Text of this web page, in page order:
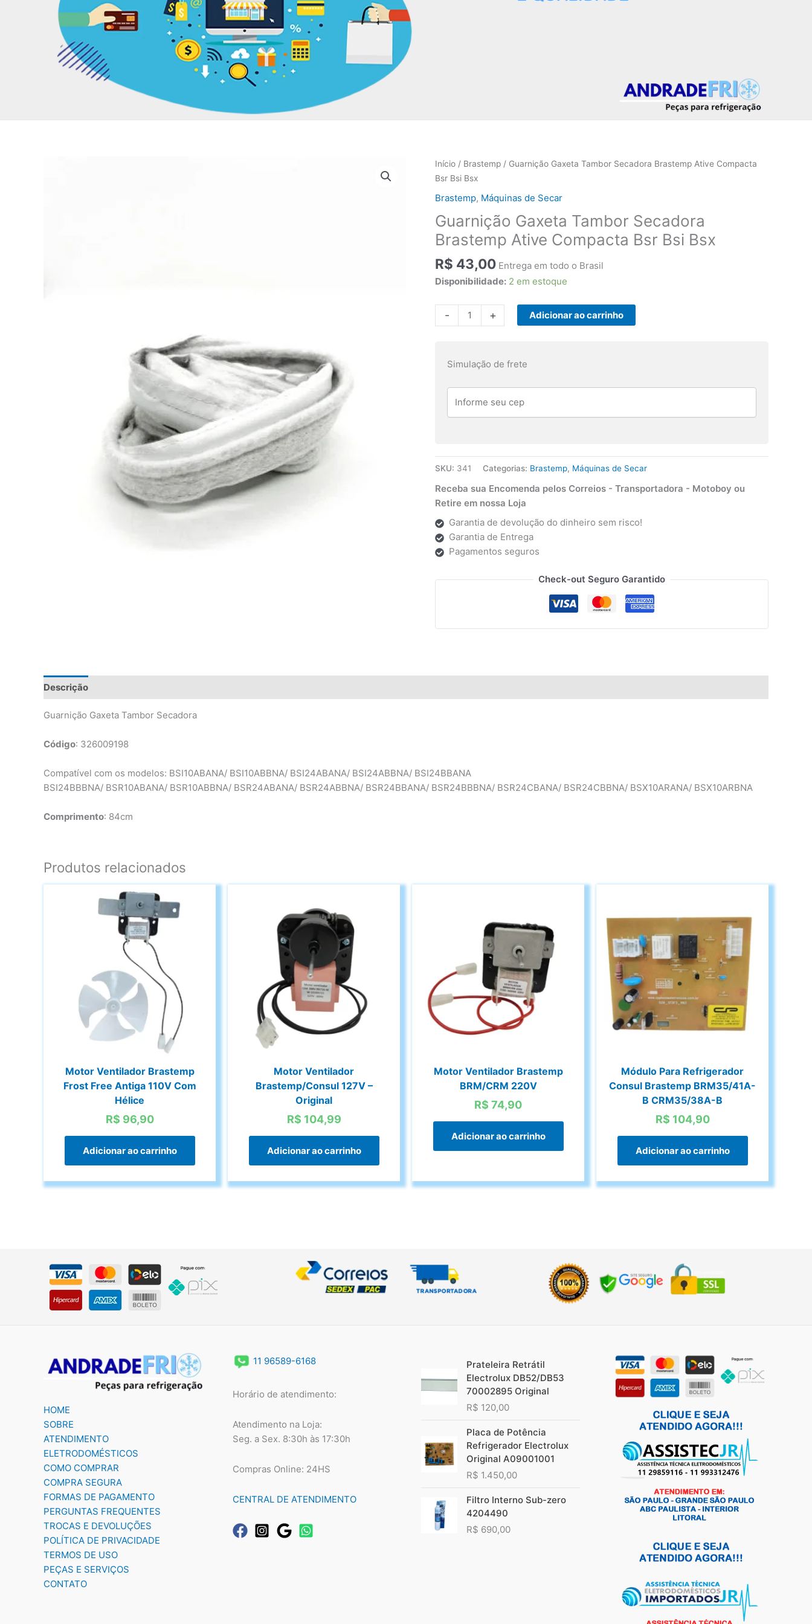
Início / Brastemp / Guarnição Gaxeta Tambor Secadora Brastemp Ative Compacta
Bsr Bsi Bsx
Brastemp, Máquinas de Secar
Guarnição Gaxeta Tambor Secadora
Brastemp Ative Compacta Bsr Bsi Bsx
R$ 43,00 Entrega em todo o Brasil
Disponibilidade: 2 em estoque
-
Guarnição
Gaxeta
Brastemp
Compacta
quantidade
+ Adicionar ao carrinho
Simulação de frete
SKU: 341 Categorias: Brastemp, Máquinas de Secar
Receba sua Encomenda pelos Correios - Transportadora - Motoboy ou
Retire em nossa Loja
Garantia de devolução do dinheiro sem risco!
Garantia de Entrega
Pagamentos seguros
Check-out Seguro Garantido
Descrição
Guarnição Gaxeta Tambor Secadora
Código: 326009198
Compatível com os modelos: BSI10ABANA/ BSI10ABBNA/ BSI24ABANA/ BSI24ABBNA/ BSI24BBANA
BSI24BBBNA/ BSR10ABANA/ BSR10ABBNA/ BSR24ABANA/ BSR24ABBNA/ BSR24BBANA/ BSR24BBBNA/ BSR24CBANA/ BSR24CBBNA/ BSX10ARANA/ BSX10ARBNA
Comprimento: 84cm
Produtos relacionados
Motor Ventilador Brastemp
Frost Free Antiga 110V Com
Hélice
R$ 96,90
Adicionar ao carrinho
Motor Ventilador
Brastemp/Consul 127V –
Original
R$ 104,99
Adicionar ao carrinho
Motor Ventilador Brastemp
BRM/CRM 220V
R$ 74,90
Adicionar ao carrinho
Módulo Para Refrigerador
Consul Brastemp BRM35/41A-
B CRM35/38A-B
R$ 104,90
Adicionar ao carrinho
HOME
SOBRE
ATENDIMENTO
ELETRODOMÉSTICOS
COMO COMPRAR
COMPRA SEGURA
FORMAS DE PAGAMENTO
PERGUNTAS FREQUENTES
TROCAS E DEVOLUÇÕES
POLÍTICA DE PRIVACIDADE
TERMOS DE USO
PEÇAS E SERVIÇOS
CONTATO
11 96589-6168
Horário de atendimento:
Atendimento na Loja:
Seg. a Sex. 8:30h às 17:30h
Compras Online: 24HS
CENTRAL DE ATENDIMENTO
Prateleira Retrátil
Electrolux DB52/DB53
70002895 Original
R$ 120,00
Placa de Potência
Refrigerador Electrolux
Original A09001001
R$ 1.450,00
Filtro Interno Sub-zero
4204490
R$ 690,00